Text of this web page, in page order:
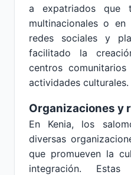
a expatriados que
multinacionales o en
redes sociales y
facilitado la
centros
actividades culturales.
Organizaciones y
En Kenia, los
diversas
que promueven la
integración. Estas